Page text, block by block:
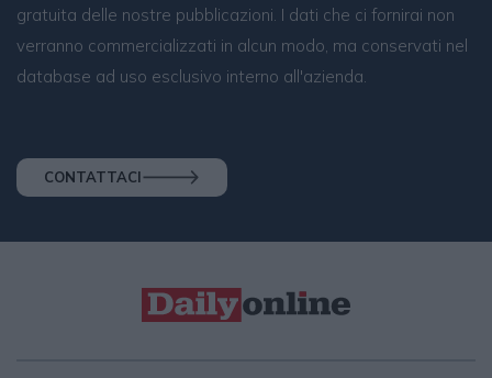
gratuita delle nostre pubblicazioni. I dati che ci fornirai non
verranno commercializzati in alcun modo, ma conservati nel
database ad uso esclusivo interno all'azienda.
CONTATTACI